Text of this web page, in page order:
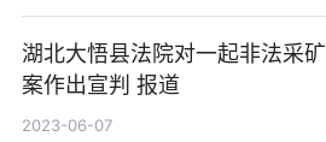
湖北大悟县法院对一起非法采矿
案作出宣判 报道
2023-06-07